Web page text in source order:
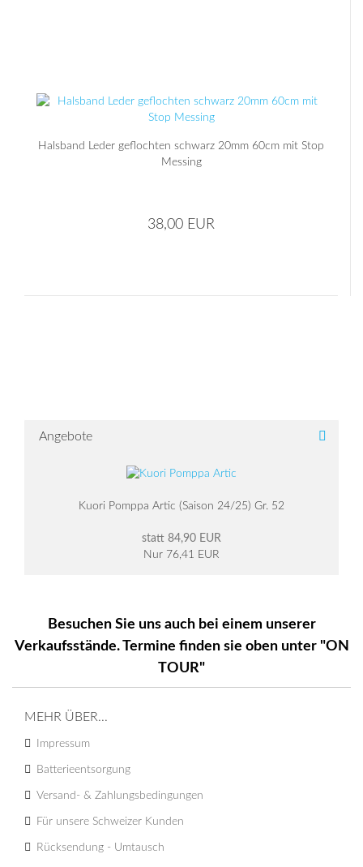
Halsband Leder geflochten schwarz 20mm 60cm mit Stop
Messing
38,00 EUR
Angebote
Kuori Pomppa Artic (Saison 24/25) Gr. 52
statt 84,90 EUR
Nur 76,41 EUR
Besuchen Sie uns auch bei einem unserer
Verkaufsstände. Termine finden sie oben unter "ON
TOUR"
MEHR ÜBER...
Impressum
Batterieentsorgung
Versand- & Zahlungsbedingungen
Für unsere Schweizer Kunden
Rücksendung - Umtausch